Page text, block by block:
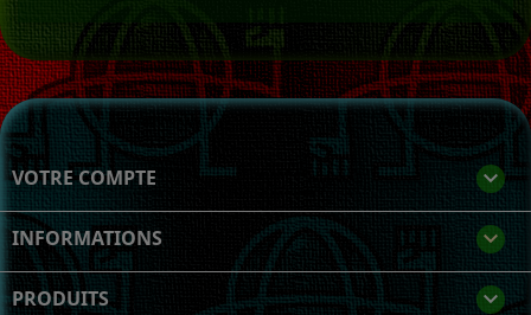
VOTRE COMPTE 
INFORMATIONS keyboard_arrow_down
PRODUITS 